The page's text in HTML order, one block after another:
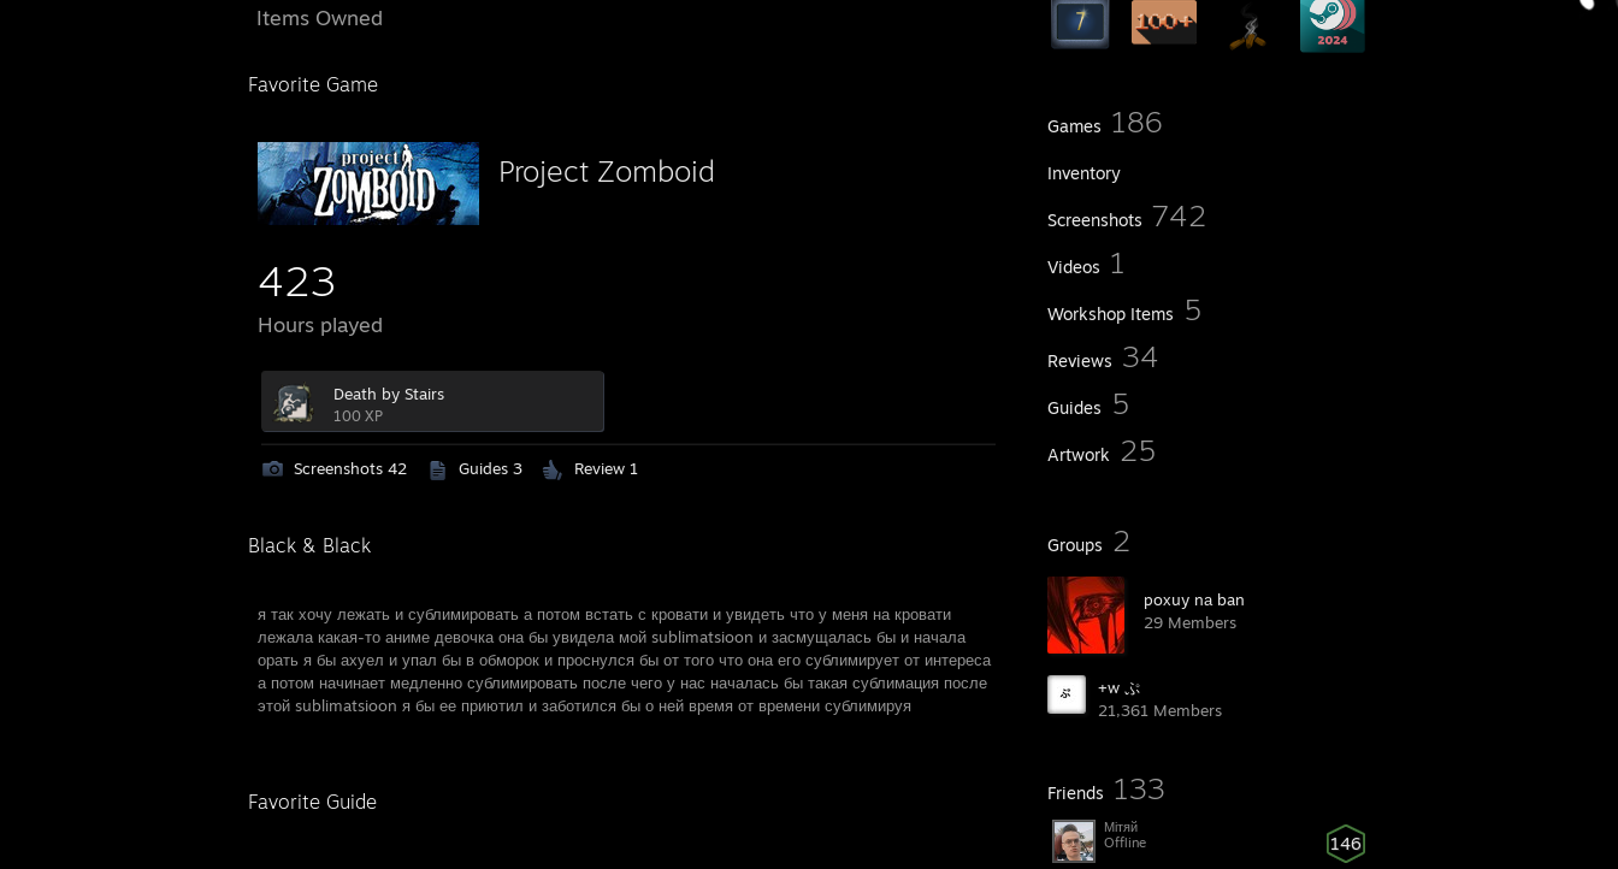
Games 186
Inventory
Screenshots 742
Videos 1
Workshop Items 5
Reviews 34
Guides 5
Artwork 25
Groups 2
poхuy nа ban
29 Members
+w ぷ
21,361 Members
Friends 133
146
Мітяй
Offline
Items Owned
Favorite Game
Project Zomboid
423
Hours played
Death by Stairs
100 XP
Screenshots 42 Guides 3 Review 1
Black & Black
я так хочу лежать и сублимировать а потом встать с кровати и увидеть что у меня на кровати
лежала какая-то аниме девочка она бы увидела мой sublimatsioon и засмущалась бы и начала
орать я бы ахуел и упал бы в обморок и проснулся бы от того что она его сублимирует от интереса
а потом начинает медленно сублимировать после чего у нас началась бы такая сублимация после
этой sublimatsioon я бы ее приютил и заботился бы о ней время от времени сублимируя
Favorite Guide